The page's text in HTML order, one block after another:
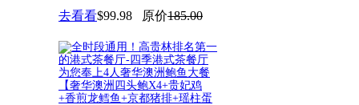
您
去看看$99.98 原价185.00